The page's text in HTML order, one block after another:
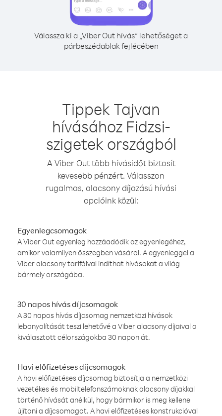
Válassza ki a „Viber Out hívás” lehetőséget a
párbeszédablak fejlécében
Tippek Tajvan
hívásához Fidzsi-
szigetek országból
A Viber Out több hívásidőt biztosít
kevesebb pénzért. Válasszon
rugalmas, alacsony díjazású hívási
opcióink közül:
Egyenlegcsomagok
A Viber Out egyenleg hozzáadódik az egyenlegéhez,
amikor valamilyen összegben vásárol. A egyenleggel a
Viber alacsony tarifáival indíthat hívásokat a világ
bármely országába.
30 napos hívás díjcsomagok
A 30 napos hívás díjcsomag nemzetközi hívások
lebonyolítását teszi lehetővé a Viber alacsony díjaival a
kiválasztott célországokba 30 napon át.
Havi előfizetéses díjcsomagok
A havi előfizetéses díjcsomag biztosítja a nemzetközi
vezetékes és mobiltelefonszámoknak alacsony díjakkal
történő hívását anélkül, hogy bármikor is meg kellene
újítani a díjcsomagot. A havi előfizetéses konstrukcióval